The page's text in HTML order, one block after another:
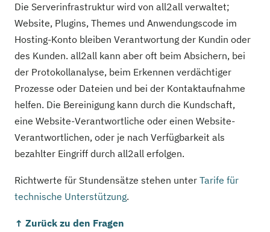
Die Serverinfrastruktur wird von all2all verwaltet;
Website, Plugins, Themes und Anwendungscode im
Hosting-Konto bleiben Verantwortung der Kundin oder
des Kunden. all2all kann aber oft beim Absichern, bei
der Protokollanalyse, beim Erkennen verdächtiger
Prozesse oder Dateien und bei der Kontaktaufnahme
helfen. Die Bereinigung kann durch die Kundschaft,
eine Website-Verantwortliche oder einen Website-
Verantwortlichen, oder je nach Verfügbarkeit als
bezahlter Eingriff durch all2all erfolgen.
Richtwerte für Stundensätze stehen unter Tarife für
technische Unterstützung.
↑ Zurück zu den Fragen